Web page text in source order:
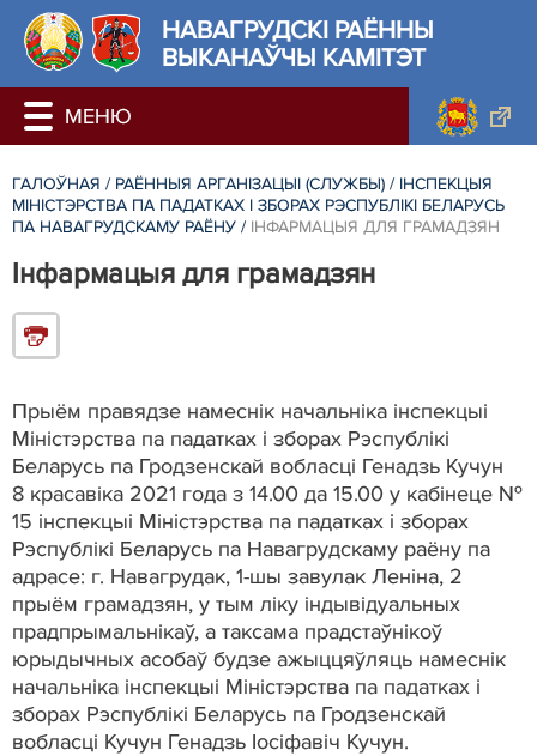
НАВАГРУДСКІ РАЁННЫ
ВЫКАНАЎЧЫ КАМІТЭТ
ГАЛОЎНАЯ / РАЁННЫЯ АРГАНІЗАЦЫІ (СЛУЖБЫ) / ІНСПЕКЦЫЯ
МІНІСТЭРСТВА ПА ПАДАТКАХ І ЗБОРАХ РЭСПУБЛІКІ БЕЛАРУСЬ
ПА НАВАГРУДСКАМУ РАЁНУ / ІНФАРМАЦЫЯ ДЛЯ ГРАМАДЗЯН
Інфармацыя для грамадзян
Прыём правядзе намеснік начальніка інспекцыі
Міністэрства па падатках і зборах Рэспублікі
Беларусь па Гродзенскай вобласці Генадзь Кучун
8 красавіка 2021 года з 14.00 да 15.00 у кабінеце №
15 інспекцыі Міністэрства па падатках і зборах
Рэспублікі Беларусь па Навагрудскаму раёну па
адрасе: г. Навагрудак, 1-шы завулак Леніна, 2
прыём грамадзян, у тым ліку індывідуальных
прадпрымальнікаў, а таксама прадстаўнікоў
юрыдычных асобаў будзе ажыццяўляць намеснік
начальніка інспекцыі Міністэрства па падатках і
зборах Рэспублікі Беларусь па Гродзенскай
вобласці Кучун Генадзь Іосіфавіч Кучун.